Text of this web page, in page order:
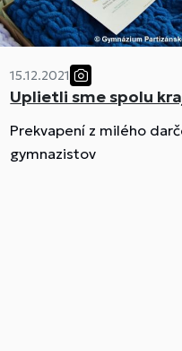
15.12.2021
Uplietli sme spolu
Prekvapení z milého
gymnazistov